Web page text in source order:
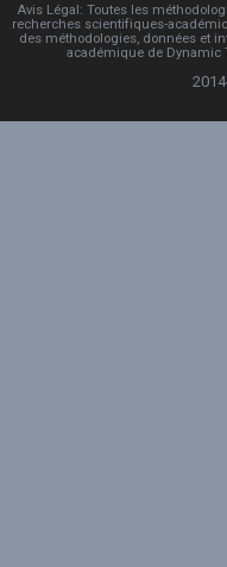
Avis Légal: Toutes les
recherches scientifiques-
des méthodologies, données et
académique de Dynamic